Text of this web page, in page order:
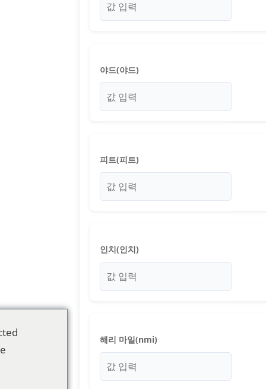
야드(야드)
피트(피트)
인치(인치)
해리 마일(nmi)